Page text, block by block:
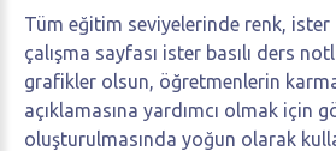
Tüm eğitim seviyelerinde renk,
çalışma sayfası ister basılı ders
grafikler olsun, öğretmenlerin
açıklamasına yardımcı olmak için
oluşturulmasında yoğun olarak